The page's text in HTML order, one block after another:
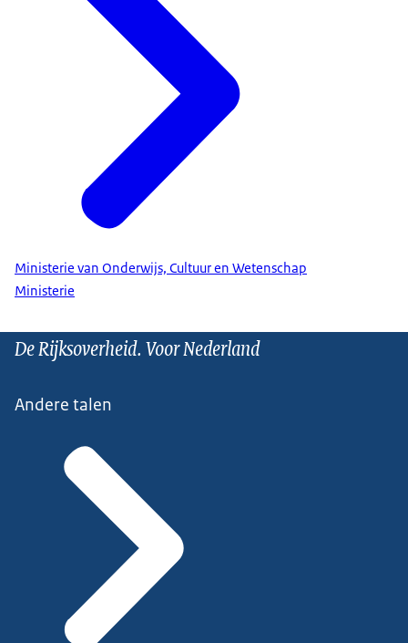
Ministerie van Onderwijs, Cultuur en Wetenschap
Ministerie
De Rijksoverheid. Voor Nederland
Andere talen